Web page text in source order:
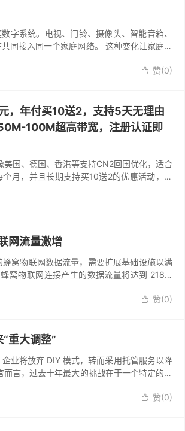
字系统。电视、门铃、摄像头、智能音箱、
同接入同一个家庭网络。 这种变化让家庭网
 赞(0)
，年付买10送2，支持5天无理由
100M超高带宽，注册认证即
国、德国、香港等支持CN2回国优化，适合
月，并且长期支持买10送2的优惠活动，平
网流量激增
窝物联网数据流量，需要扩展基础设施以满
窝物联网连接产生的数据流量将达到 218.6
 赞(0)
重大调整”
业将放弃 DIY 模式，转而采用托管服务以降
言，过去十年最大的挑战在于一个特定的运
 赞(0)